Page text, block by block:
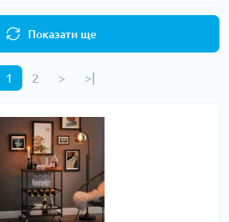
Показати ще
1 2 > >|